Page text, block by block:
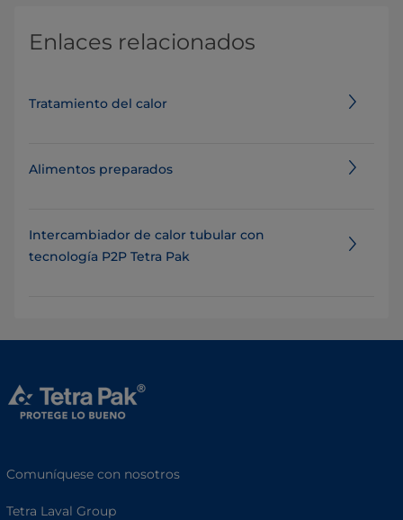
Enlaces relacionados
Tratamiento del calor
Alimentos preparados
Intercambiador de calor tubular con
tecnología P2P Tetra Pak
Comuníquese con nosotros
Tetra Laval Group